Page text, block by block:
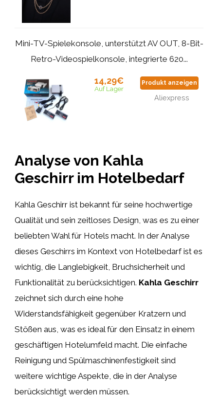
Mini-TV-Spielekonsole, unterstützt AV OUT, 8-Bit-
Retro-Videospielkonsole, integrierte 620...
14,29€
Auf Lager
Produkt anzeigen
Aliexpress
Analyse von Kahla
Geschirr im Hotelbedarf
Kahla Geschirr ist bekannt für seine hochwertige
Qualität und sein zeitloses Design, was es zu einer
beliebten Wahl für Hotels macht. In der Analyse
dieses Geschirrs im Kontext von Hotelbedarf ist es
wichtig, die Langlebigkeit, Bruchsicherheit und
Funktionalität zu berücksichtigen. Kahla Geschirr
zeichnet sich durch eine hohe
Widerstandsfähigkeit gegenüber Kratzern und
Stößen aus, was es ideal für den Einsatz in einem
geschäftigen Hotelumfeld macht. Die einfache
Reinigung und Spülmaschinenfestigkeit sind
weitere wichtige Aspekte, die in der Analyse
berücksichtigt werden müssen.